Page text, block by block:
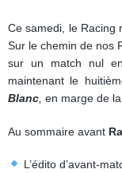
Ce samedi, le Racing
Sur le chemin de nos
sur un match nul
maintenant le
Blanc en marge de
Au sommaire avant
L’édito d’avant-